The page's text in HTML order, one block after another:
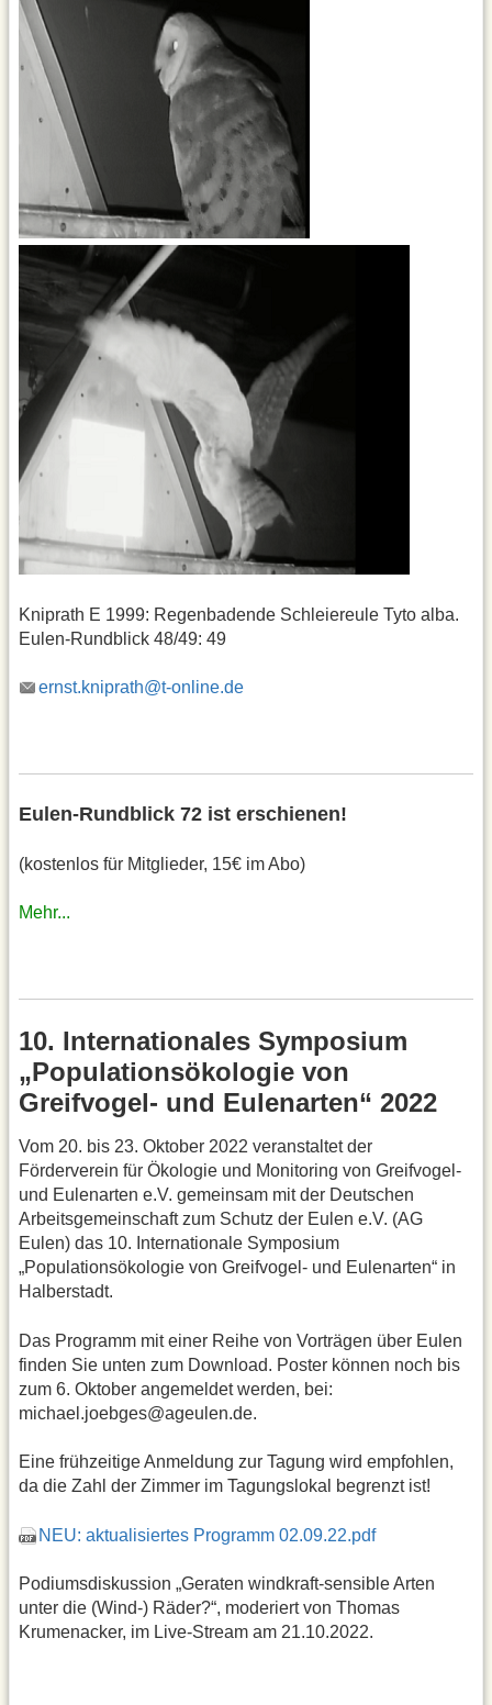
Kniprath E 1999: Regenbadende Schleiereule Tyto alba.
Eulen-Rundblick 48/49: 49
ernst.kniprath@t-online.de
Eulen-Rundblick 72 ist erschienen!
(kostenlos für Mitglieder, 15€ im Abo)
Mehr...
10. Internationales Symposium
„Populationsökologie von
Greifvogel- und Eulenarten“ 2022
Vom 20. bis 23. Oktober 2022 veranstaltet der
Förderverein für Ökologie und Monitoring von Greifvogel-
und Eulenarten e.V. gemeinsam mit der Deutschen
Arbeitsgemeinschaft zum Schutz der Eulen e.V. (AG
Eulen) das 10. Internationale Symposium
„Populationsökologie von Greifvogel- und Eulenarten“ in
Halberstadt.
Das Programm mit einer Reihe von Vorträgen über Eulen
finden Sie unten zum Download. Poster können noch bis
zum 6. Oktober angemeldet werden, bei:
michael.joebges@ageulen.de.
Eine frühzeitige Anmeldung zur Tagung wird empfohlen,
da die Zahl der Zimmer im Tagungslokal begrenzt ist!
NEU: aktualisiertes Programm 02.09.22.pdf
Podiumsdiskussion „Geraten windkraft-sensible Arten
unter die (Wind-) Räder?“, moderiert von Thomas
Krumenacker, im Live-Stream am 21.10.2022.